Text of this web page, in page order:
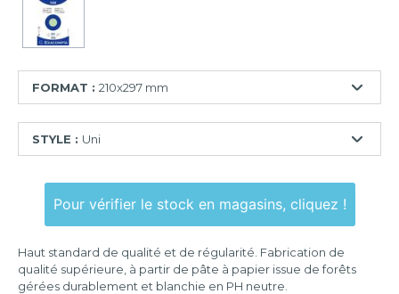
FORMAT : 210x297 mm
mm
100x150
mm
STYLE : Uni
Quadrillé
perforé
Uni
Pour vérifier le stock en magasins, cliquez !
Haut standard de qualité et de régularité. Fabrication de
qualité supérieure, à partir de pâte à papier issue de forêts
gérées durablement et blanchie en PH neutre.